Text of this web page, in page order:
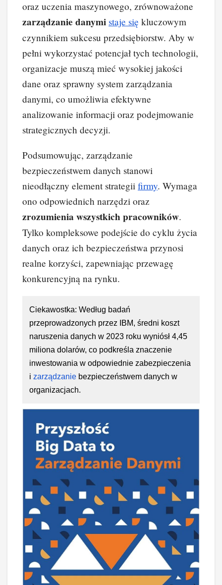
oraz uczenia maszynowego, zrównoważone
zarządzanie danymi staje się kluczowym
czynnikiem sukcesu przedsiębiorstw. Aby w
pełni wykorzystać potencjał tych technologii,
organizacje muszą mieć wysokiej jakości
dane oraz sprawny system zarządzania
danymi, co umożliwia efektywne
analizowanie informacji oraz podejmowanie
strategicznych decyzji.
Podsumowując, zarządzanie
bezpieczeństwem danych stanowi
nieodłączny element strategii firmy. Wymaga
ono odpowiednich narzędzi oraz
zrozumienia wszystkich pracowników.
Tylko kompleksowe podejście do cyklu życia
danych oraz ich bezpieczeństwa przynosi
realne korzyści, zapewniając przewagę
konkurencyjną na rynku.
Ciekawostka: Według badań
przeprowadzonych przez IBM, średni koszt
naruszenia danych w 2023 roku wyniósł 4,45
miliona dolarów, co podkreśla znaczenie
inwestowania w odpowiednie zabezpieczenia
i zarządzanie bezpieczeństwem danych w
organizacjach.